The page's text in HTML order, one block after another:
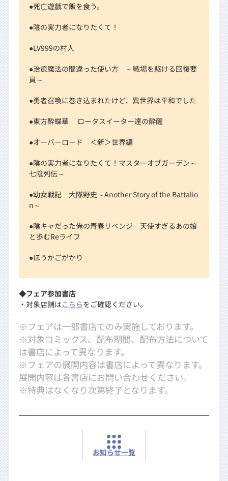
●死亡遊戯で飯を食う。
●陰の実力者になりたくて！
●LV999の村人
●治癒魔法の間違った使い方 ～戦場を駆ける回復要
員～
●勇者召喚に巻き込まれたけど、異世界は平和でした
●東方酔蝶華 ロータスイーター達の酔醒
●オーバーロード ＜新＞世界編
●陰の実力者になりたくて！マスターオブガーデン～
七陰列伝～
●幼女戦記 大隊野史～Another Story of the Battalio
n～
●陰キャだった俺の青春リベンジ 天使すぎるあの娘
と歩むReライフ
●ほうかごがかり
◆フェア参加書店
・対象店舗はこちらをご確認ください。
※フェアは一部書店でのみ実施しております。
※対象コミックス、配布期間、配布方法について
は書店によって異なります。
※フェアの展開内容は書店によって異なります。
展開内容は各書店にお問い合わせください。
※特典はなくなり次第終了となります。
お知らせ一覧